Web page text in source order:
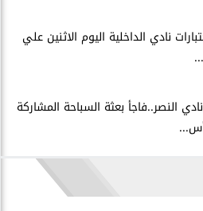
نادي الداخلية اليوم الاثنين علي
النصر..فاجأ بعثة السباحة المشاركة